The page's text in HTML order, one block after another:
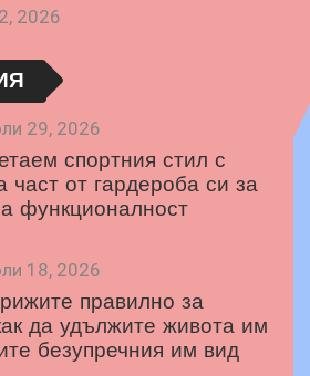
2026
29, 2026
спортния стил с
част от гардероба си за
функционалност
18, 2026
правилно за
да удължите живота им
безупречния им вид